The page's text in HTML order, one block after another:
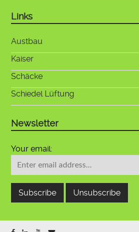
Links
Austbau
Kaiser
Schäcke
Schiedel Lüftung
Newsletter
Your email: